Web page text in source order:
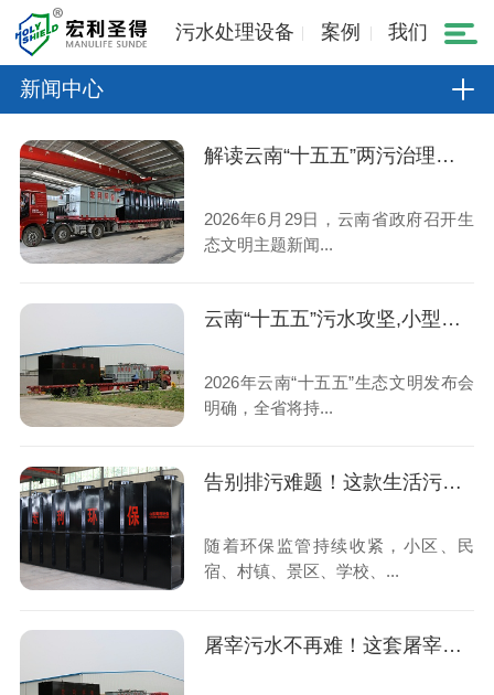
污水处理设备 案例 我们
新闻中心
解读云南“十五五”两污治理规划,小型生活污水处理设备市场机遇
2026年6月29日，云南省政府召开生
态文明主题新闻...
云南“十五五”污水攻坚,小型生活污水处理设备成村镇刚需
2026年云南“十五五”生态文明发布会
明确，全省将持...
告别排污难题！这款生活污水处理设备稳定达标、运维省心
随着环保监管持续收紧，小区、民
宿、村镇、景区、学校、...
屠宰污水不再难！这套屠宰污水处理设备全国上千家屠宰场都在用